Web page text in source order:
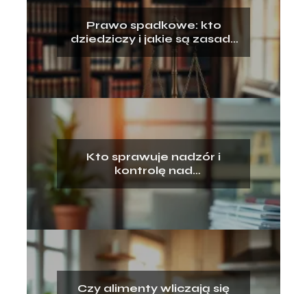
Prawo spadkowe: kto
dziedziczy i jakie są zasady
dziedziczenia?
Kto sprawuje nadzór i
kontrolę nad
przestrzeganiem prawa
pracy?
Czy alimenty wliczają się